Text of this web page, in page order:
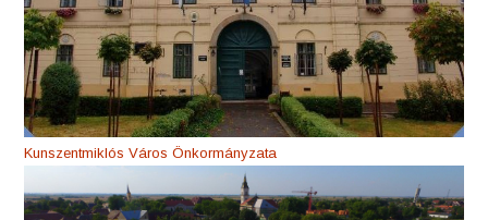
Kunszentmiklós Város Önkormányzata